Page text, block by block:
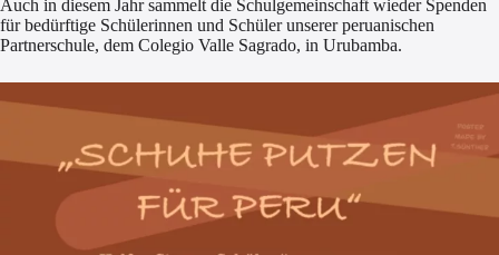
Auch in diesem Jahr sammelt die Schulgemeinschaft wieder Spenden
für bedürftige Schülerinnen und Schüler unserer peruanischen
Partnerschule, dem Colegio Valle Sagrado, in Urubamba.